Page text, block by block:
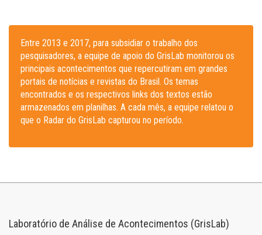
Entre 2013 e 2017, para subsidiar o trabalho dos
pesquisadores, a equipe de apoio do GrisLab monitorou os
principais acontecimentos que repercutiram em grandes
portais de notícias e revistas do Brasil. Os temas
encontrados e os respectivos links dos textos estão
armazenados em planilhas. A cada mês, a equipe relatou o
que o Radar do GrisLab capturou no período.
Laboratório de Análise de Acontecimentos (GrisLab)